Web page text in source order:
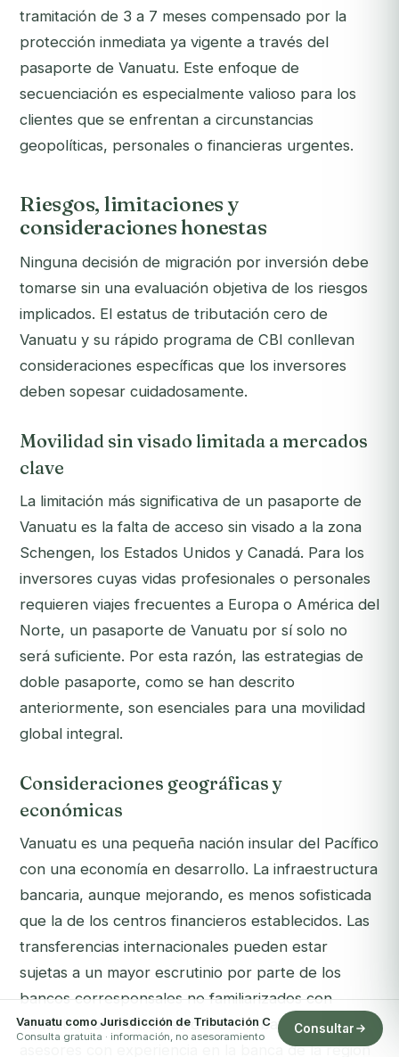
tramitación de 3 a 7 meses compensado por la
protección inmediata ya vigente a través del
pasaporte de Vanuatu. Este enfoque de
secuenciación es especialmente valioso para los
clientes que se enfrentan a circunstancias
geopolíticas, personales o financieras urgentes.
Riesgos, limitaciones y
consideraciones honestas
Ninguna decisión de migración por inversión debe
tomarse sin una evaluación objetiva de los riesgos
implicados. El estatus de tributación cero de
Vanuatu y su rápido programa de CBI conllevan
consideraciones específicas que los inversores
deben sopesar cuidadosamente.
Movilidad sin visado limitada a mercados
clave
La limitación más significativa de un pasaporte de
Vanuatu es la falta de acceso sin visado a la zona
Schengen, los Estados Unidos y Canadá. Para los
inversores cuyas vidas profesionales o personales
requieren viajes frecuentes a Europa o América del
Norte, un pasaporte de Vanuatu por sí solo no
será suficiente. Por esta razón, las estrategias de
doble pasaporte, como se han descrito
anteriormente, son esenciales para una movilidad
global integral.
Consideraciones geográficas y
económicas
Vanuatu es una pequeña nación insular del Pacífico
con una economía en desarrollo. La infraestructura
bancaria, aunque mejorando, es menos sofisticada
que la de los centros financieros establecidos. Las
transferencias internacionales pueden estar
sujetas a un mayor escrutinio por parte de los
bancos corresponsales no familiarizados con
Vanuatu. Los inversores deben trabajar con
asesores con experiencia en la banca de la región
Vanuatu como Jurisdicción de Tributación C
Consulta gratuita · información, no asesoramiento
Consultar